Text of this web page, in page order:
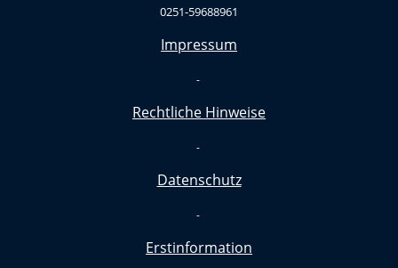
0251-59688961
Impressum
-
Rechtliche Hinweise
-
Datenschutz
-
Erstinformation